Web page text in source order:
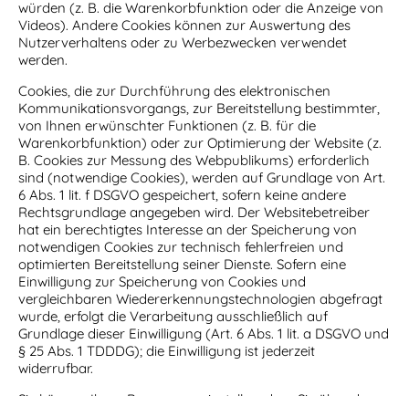
würden (z. B. die Warenkorbfunktion oder die Anzeige von
Videos). Andere Cookies können zur Auswertung des
Nutzerverhaltens oder zu Werbezwecken verwendet
werden.
Cookies, die zur Durchführung des elektronischen
Kommunikationsvorgangs, zur Bereitstellung bestimmter,
von Ihnen erwünschter Funktionen (z. B. für die
Warenkorbfunktion) oder zur Optimierung der Website (z.
B. Cookies zur Messung des Webpublikums) erforderlich
sind (notwendige Cookies), werden auf Grundlage von Art.
6 Abs. 1 lit. f DSGVO gespeichert, sofern keine andere
Rechtsgrundlage angegeben wird. Der Websitebetreiber
hat ein berechtigtes Interesse an der Speicherung von
notwendigen Cookies zur technisch fehlerfreien und
optimierten Bereitstellung seiner Dienste. Sofern eine
Einwilligung zur Speicherung von Cookies und
vergleichbaren Wiedererkennungstechnologien abgefragt
wurde, erfolgt die Verarbeitung ausschließlich auf
Grundlage dieser Einwilligung (Art. 6 Abs. 1 lit. a DSGVO und
§ 25 Abs. 1 TDDDG); die Einwilligung ist jederzeit
widerrufbar.